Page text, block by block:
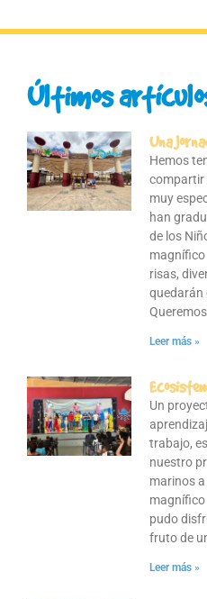
Últimos
Una
Hemos
compartir
muy
han
de los
magnífico
risas,
quedarán
Queremos
Leer más »
Un
trabajo,
nuestro
marinos
pudo
fruto de
Leer más »